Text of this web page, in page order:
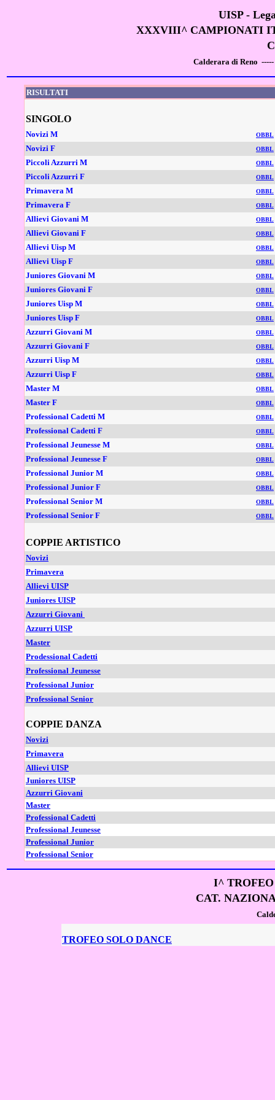
UISP -
XXXVIII^ CAMPIONATI
Calderara di Reno
RISULTATI
SINGOLO
Novizi M OBBL
Novizi F OBBL
Piccoli Azzurri M OBBL
Piccoli Azzurri F OBBL
Primavera M OBBL
Primavera F OBBL
Allievi Giovani M OBBL
Allievi Giovani F OBBL
Allievi Uisp M OBBL
Allievi Uisp F OBBL
Juniores Giovani M OBBL
Juniores Giovani F OBBL
Juniores Uisp M OBBL
Juniores Uisp F OBBL
Azzurri Giovani M OBBL
Azzurri Giovani F OBBL
Azzurri Uisp M OBBL
Azzurri Uisp F OBBL
Master M OBBL
Master F OBBL
Professional Cadetti M OBBL
Professional Cadetti F OBBL
Professional Jeunesse M OBBL
Professional Jeunesse F OBBL
Professional Junior M OBBL
Professional Junior F OBBL
Professional Senior M OBBL
Professional Senior F OBBL
COPPIE ARTISTICO
Novizi
Primavera
Allievi UISP
Juniores UISP
Azzurri Giovani
Azzurri UISP
Master
Prodessional Cadetti
Professional Jeunesse
Professional Junior
Professional Senior
COPPIE DANZA
Novizi
Primavera
Allievi UISP
Juniores UISP
Azzurri Giovani
Master
Professional Cadetti
Professional Jeunesse
Professional Junior
Professional Senior
I^
CAT.
TROFEO SOLO DANCE